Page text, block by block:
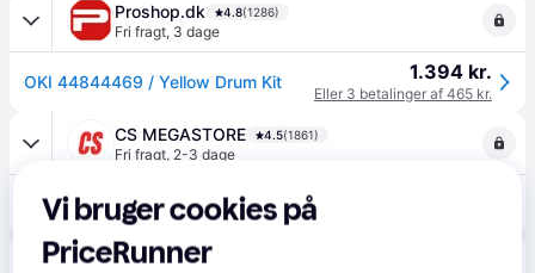
Proshop.dk 4.8(1286)
Fri fragt, 3 dage
OKI 44844469 / Yellow Drum Kit 1.394 kr.
Eller 3 betalinger af 465 kr.
CS MEGASTORE 4.5(1861)
Fri fragt, 2-3 dage
(ComputerSalg) OKI - Gul - original - tromlekit - for OKI MC853, MC873, MC883
Eller 3 betalinger af 490 kr.
CompuMail
Vi bruger cookies på
PriceRunner